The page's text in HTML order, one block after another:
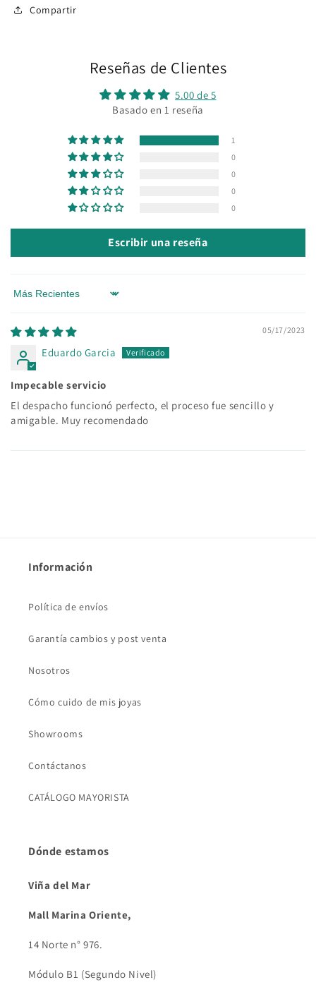
Compartir
Reseñas de Clientes
5.00 de 5
Basado en 1 reseña
1
0
0
0
0
Escribir una reseña
Sort by
05/17/2023
Eduardo Garcia
Impecable servicio
El despacho funcionó perfecto, el proceso fue sencillo y
amigable. Muy recomendado
Información
Política de envíos
Garantía cambios y post venta
Nosotros
Cómo cuido de mis joyas
Showrooms
Contáctanos
CATÁLOGO MAYORISTA
Dónde estamos
Viña del Mar
Mall Marina Oriente,
14 Norte n° 976.
Módulo B1 (Segundo Nivel)